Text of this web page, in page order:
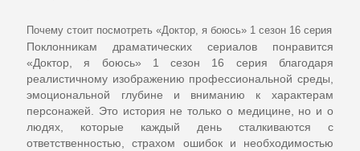
Почему стоит посмотреть «Доктор, я боюсь» 1 сезон 16 серия
Поклонникам драматических сериалов понравится
«Доктор, я боюсь» 1 сезон 16 серия благодаря
реалистичному изображению профессиональной среды,
эмоциональной глубине и вниманию к характерам
персонажей. Это история не только о медицине, но и о
людях, которые каждый день сталкиваются с
ответственностью, страхом ошибок и необходимостью